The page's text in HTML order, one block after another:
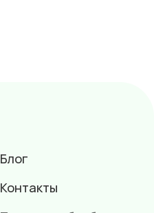
Блог
Контакты